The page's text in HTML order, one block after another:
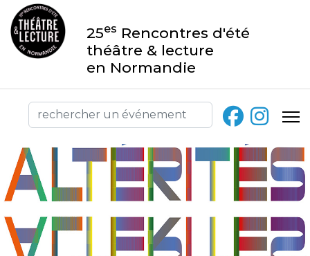
25es Rencontres d'été
théâtre & lecture
en Normandie